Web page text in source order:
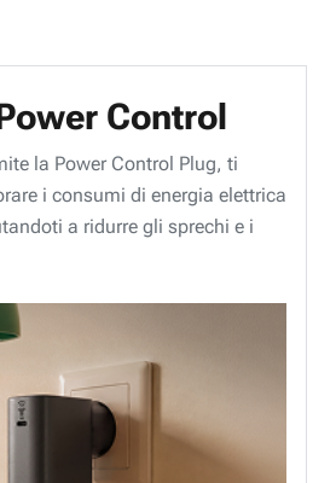
Control
la Power Control Plug, ti
i consumi di energia elettrica
a ridurre gli sprechi e i